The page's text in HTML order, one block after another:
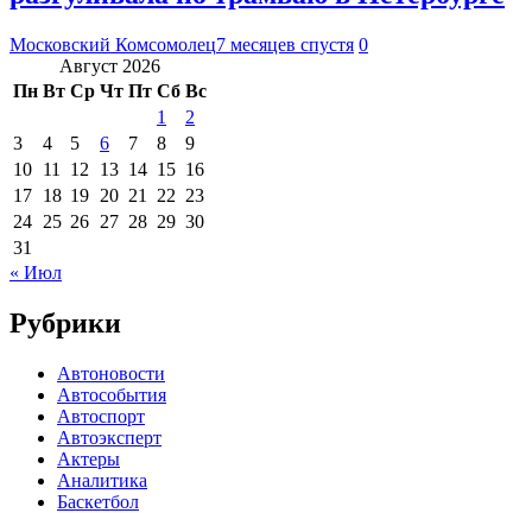
Московский Комсомолец7 месяцев спустя 0
Август 2026
Пн Вт Ср Чт Пт Сб Вс
1
2
3
4 5 6 7 8
9
10 11 12 13 14 15 16
17 18 19 20 21 22 23
24 25 26 27 28 29 30
31
« Июл
Рубрики
Автоновости
Автособытия
Автоспорт
Автоэксперт
Актеры
Аналитика
Баскетбол